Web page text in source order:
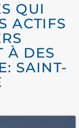
QUI
ACTIFS
À DES
SAINT-